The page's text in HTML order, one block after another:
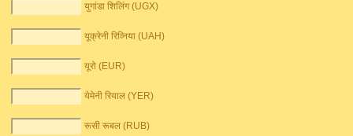
युगांडा शिलिंग (UGX)
यूक्रेनी रिव्निया (UAH)
यूरो (EUR)
येमेनी रियाल (YER)
रूसी रूबल (RUB)